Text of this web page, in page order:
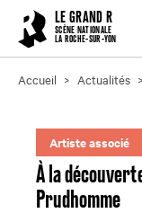
LE GRAND R
SCÈNE NATIONALE
LA ROCHE-SUR-YON
Accueil Actualités
Artiste associé
À la
Prudhomme
Cookies management panel